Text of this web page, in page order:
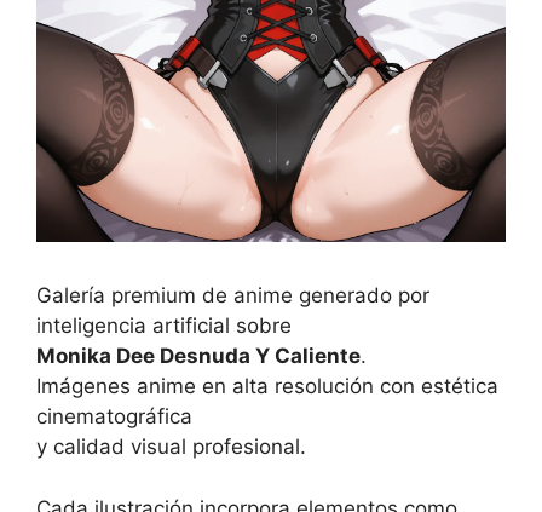
Galería premium de anime generado por
inteligencia artificial sobre
Monika Dee Desnuda Y Caliente.
Imágenes anime en alta resolución con estética
cinematográfica
y calidad visual profesional.